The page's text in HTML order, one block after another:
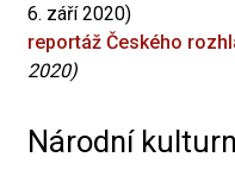
6. září 2020)
reportáž Českého
2020)
Národní